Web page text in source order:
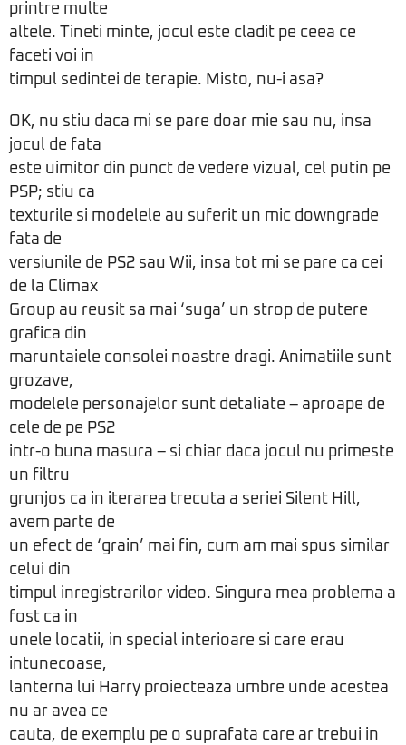
printre multe
altele. Tineti minte, jocul este cladit pe ceea ce
faceti voi in
timpul sedintei de terapie. Misto, nu-i asa?
OK, nu stiu daca mi se pare doar mie sau nu, insa
jocul de fata
este uimitor din punct de vedere vizual, cel putin pe
PSP; stiu ca
texturile si modelele au suferit un mic downgrade
fata de
versiunile de PS2 sau Wii, insa tot mi se pare ca cei
de la Climax
Group au reusit sa mai ‘suga’ un strop de putere
grafica din
maruntaiele consolei noastre dragi. Animatiile sunt
grozave,
modelele personajelor sunt detaliate – aproape de
cele de pe PS2
intr-o buna masura – si chiar daca jocul nu primeste
un filtru
grunjos ca in iterarea trecuta a seriei Silent Hill,
avem parte de
un efect de ‘grain’ mai fin, cum am mai spus similar
celui din
timpul inregistrarilor video. Singura mea problema a
fost ca in
unele locatii, in special interioare si care erau
intunecoase,
lanterna lui Harry proiecteaza umbre unde acestea
nu ar avea ce
cauta, de exemplu pe o suprafata care ar trebui in